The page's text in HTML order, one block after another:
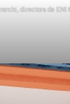
directora de ENI